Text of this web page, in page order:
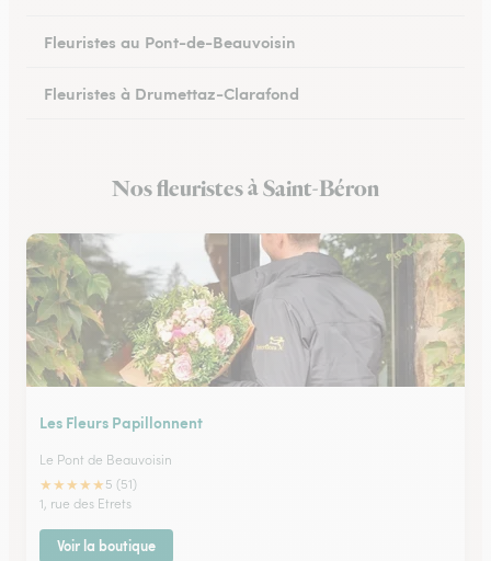
Fleuristes au Pont-de-Beauvoisin
Fleuristes à Drumettaz-Clarafond
Nos fleuristes à Saint-Béron
Les Fleurs Papillonnent
Le Pont de Beauvoisin
★★★★★ 5 (51)
1, rue des Etrets
Voir la boutique